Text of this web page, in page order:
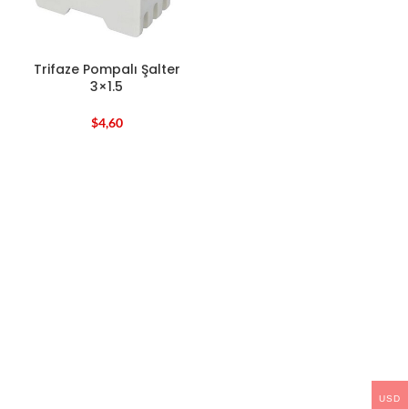
Trifaze Pompalı Şalter
3×1.5
$4,60
USD